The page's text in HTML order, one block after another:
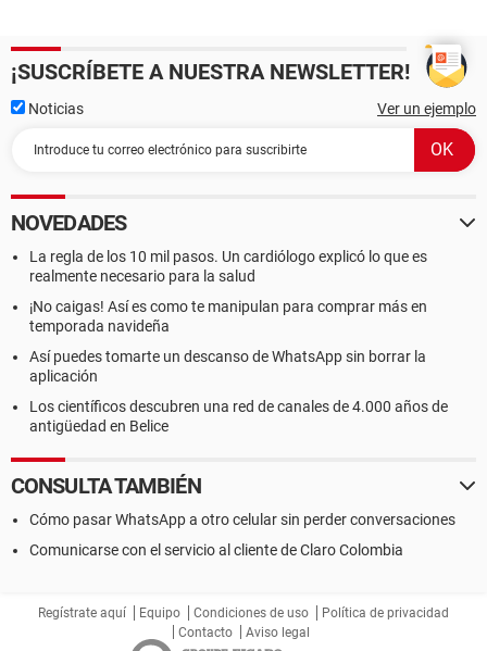
¡SUSCRÍBETE A NUESTRA NEWSLETTER!
Noticias Ver un ejemplo
NOVEDADES
La regla de los 10 mil pasos. Un cardiólogo explicó lo que es
realmente necesario para la salud
¡No caigas! Así es como te manipulan para comprar más en
temporada navideña
Así puedes tomarte un descanso de WhatsApp sin borrar la
aplicación
Los científicos descubren una red de canales de 4.000 años de
antigüedad en Belice
CONSULTA TAMBIÉN
Cómo pasar WhatsApp a otro celular sin perder conversaciones
Comunicarse con el servicio al cliente de Claro Colombia
Regístrate aquí Equipo Condiciones de uso
Política de privacidad
Contacto
Aviso legal